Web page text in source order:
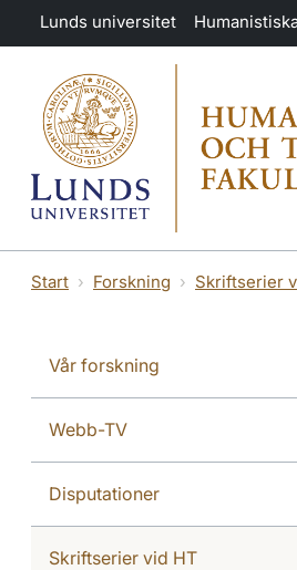
Hoppa till huvudinnehåll
Lunds universitet
Start Forskning Skriftserier
Vår forskning
Webb-TV
Disputationer
Skriftserier vid HT